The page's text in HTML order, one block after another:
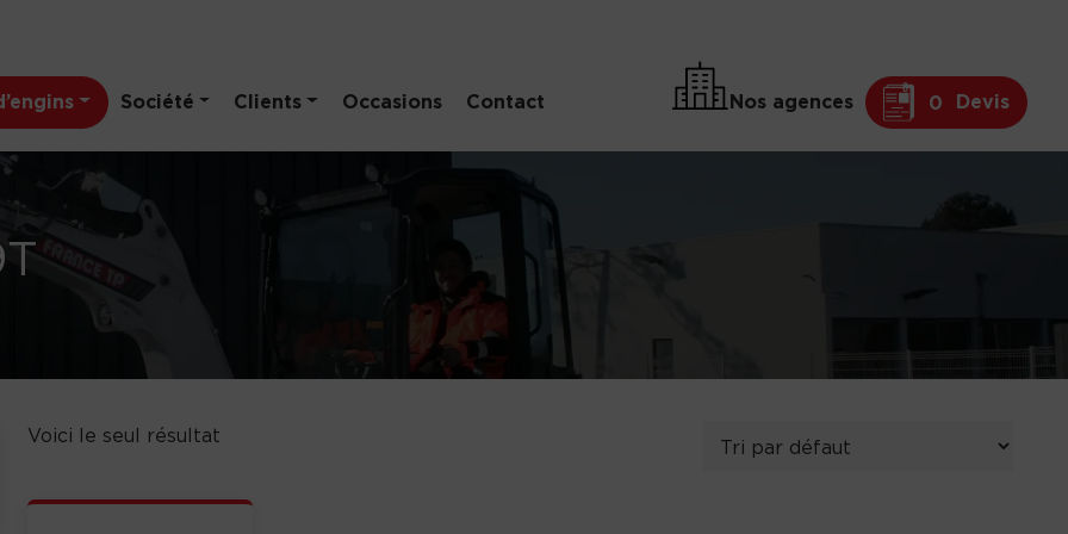
Société Clients Occasions Contact Nos agences 0 Devis
Voici le seul résultat